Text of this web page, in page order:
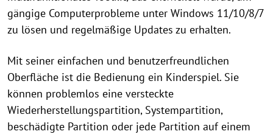
gängige Computerprobleme unter Windows 11/10/8/7
zu lösen und regelmäßige Updates zu erhalten.
Mit seiner einfachen und benutzerfreundlichen
Oberfläche ist die Bedienung ein Kinderspiel. Sie
können problemlos eine versteckte
Wiederherstellungspartition, Systempartition,
beschädigte Partition oder jede Partition auf einem